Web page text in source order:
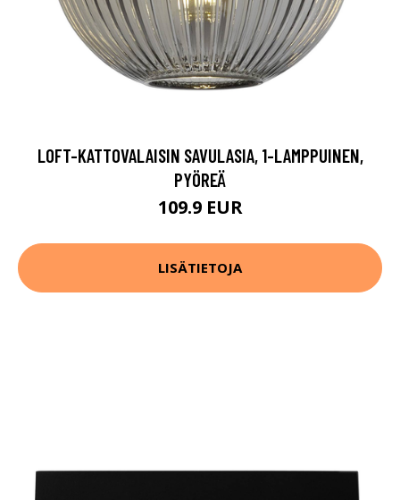
LOFT-KATTOVALAISIN SAVULASIA, 1-LAMPPUINEN,
PYÖREÄ
109.9 EUR
LISÄTIETOJA